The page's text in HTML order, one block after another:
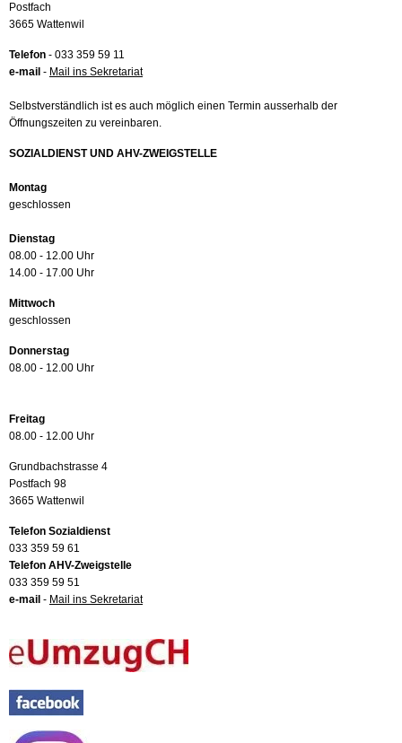
Postfach
3665 Wattenwil
Telefon - 033 359 59 11
e-mail - Mail ins Sekretariat
Selbstverständlich ist es auch möglich einen Termin ausserhalb der
Öffnungszeiten zu vereinbaren.
SOZIALDIENST UND AHV-ZWEIGSTELLE
Montag
geschlossen
Dienstag
08.00 - 12.00 Uhr
14.00 - 17.00 Uhr
Mittwoch
geschlossen
Donnerstag
08.00 - 12.00 Uhr
Freitag
08.00 - 12.00 Uhr
Grundbachstrasse 4
Postfach 98
3665 Wattenwil
Telefon Sozialdienst
033 359 59 61
Telefon AHV-Zweigstelle
033 359 59 51
e-mail - Mail ins Sekretariat